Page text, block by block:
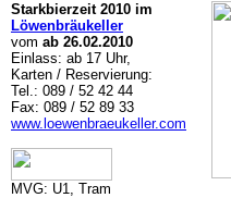
Starkbierzeit 2010 im
Löwenbräukeller
vom ab 26.02.2010
Einlass: ab 17 Uhr,
Karten / Reservierung:
Tel.: 089 / 52 42 44
Fax: 089 / 52 89 33
www.loewenbraeukeller.com
MVG: U1, Tram